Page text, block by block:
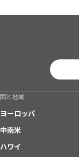
国と地域
ヨーロッパ
中南米
ハワイ